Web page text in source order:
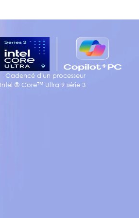
Cadencé d'un processeur
Intel ® Core™ Ultra 9 série 3